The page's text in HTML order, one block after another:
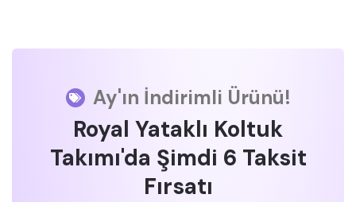
Ay'ın İndirimli Ürünü!
Royal Yataklı Koltuk
Takımı'da Şimdi 6 Taksit
Fırsatı